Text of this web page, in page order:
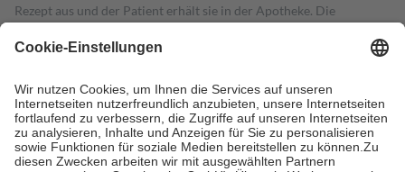
Rezept aus und der Patient erhält sie in der Apotheke. Die
Kosten dafür, der Versicherte trägt einen Teil davon als Zuzahlung
Grundsätzlich leisten Mitglieder Zuzahlungen in Höhe von zehn
Prozent des Abgabepreises,mindestensjedochfünf Euround
höchstens zehn Euro.Es sind jedoch nie mehr als die tatsächlichen
Kosten der Leistung zu entrichten.
Diese Regeln gelten grundsätzlich auch für Online-Apotheken.